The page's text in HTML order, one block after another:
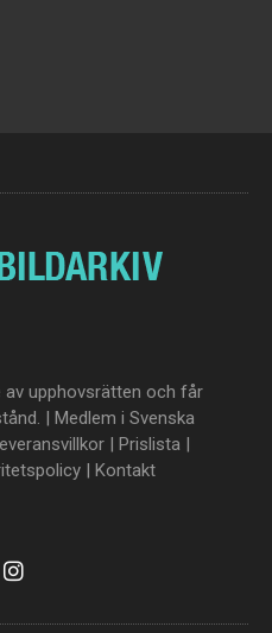
upphovsrätten och får
| Medlem i Svenska
| Prislista |
| Kontakt